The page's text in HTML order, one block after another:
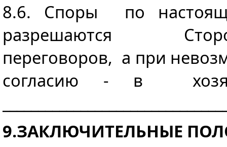
8.6. Споры по
разрешаются
переговоров, а при
согласию - в
9.ЗАКЛЮЧИТЕЛЬНЫЕ